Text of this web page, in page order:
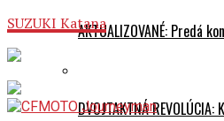
AKTUALIZOVANÉ: Predá
DVOJTAKTNÁ
SUZUKI Katana